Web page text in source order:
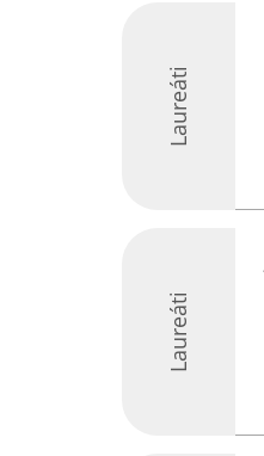
Laureáti
Laureáti